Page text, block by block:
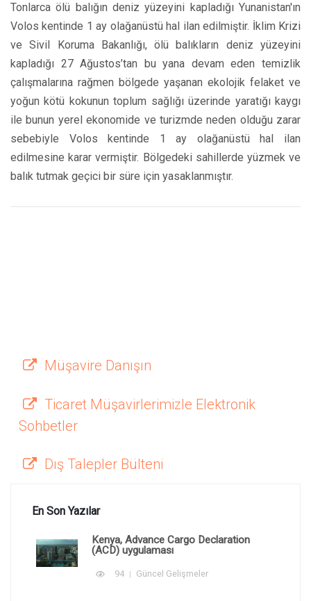
Tonlarca ölü balığın deniz yüzeyini kapladığı Yunanistan'ın
Volos kentinde 1 ay olağanüstü hal ilan edilmiştir. İklim Krizi
ve Sivil Koruma Bakanlığı, ölü balıkların deniz yüzeyini
kapladığı 27 Ağustos’tan bu yana devam eden temizlik
çalışmalarına rağmen bölgede yaşanan ekolojik felaket ve
yoğun kötü kokunun toplum sağlığı üzerinde yaratığı kaygı
ile bunun yerel ekonomide ve turizmde neden olduğu zarar
sebebiyle Volos kentinde 1 ay olağanüstü hal ilan
edilmesine karar vermiştir. Bölgedeki sahillerde yüzmek ve
balık tutmak geçici bir süre için yasaklanmıştır.
Müşavire Danışın
Ticaret Müşavirlerimizle Elektronik
Sohbetler
Dış Talepler Bülteni
En Son Yazılar
Kenya, Advance Cargo Declaration
(ACD) uygulaması
94 Güncel Gelişmeler